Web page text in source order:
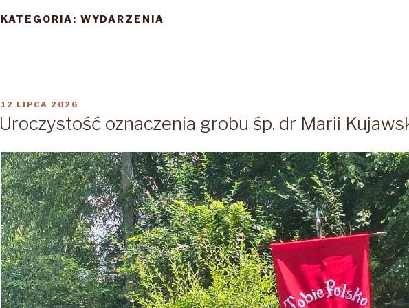
KATEGORIA: WYDARZENIA
OPUBLIKOWANE
12 LIPCA 2026
Uroczystość oznaczenia grobu śp. dr Marii